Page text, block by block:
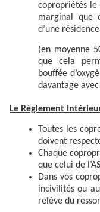
copropriétés le
marginal que
d’une
(en moyenne
que cela
bouffée
davantage
Le Règlement
Toutes les
doivent
Chaque
que celui de
Dans vos
incivilités ou
relève du